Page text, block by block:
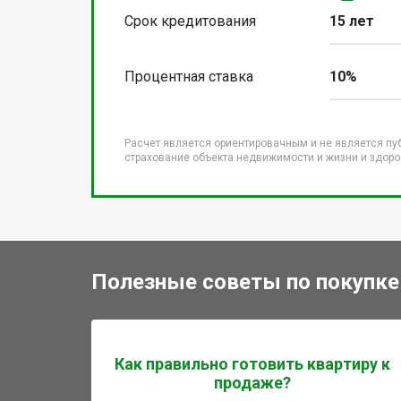
Срок кредитования 15 лет
Процентная ставка 10%
Расчет является ориентировачным и не является
страхование объекта недвижимости и жизни и
Полезные советы по
Как правильно готовить квартиру к
продаже?